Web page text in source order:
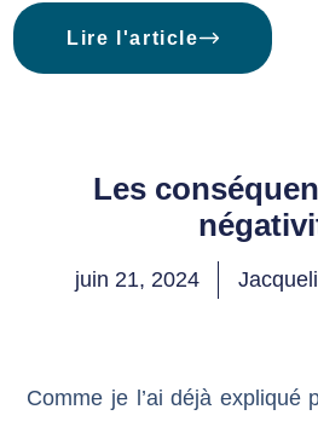
Lire l'article
Les
juin 21, 2024
Comme je l’ai déjà expliqué